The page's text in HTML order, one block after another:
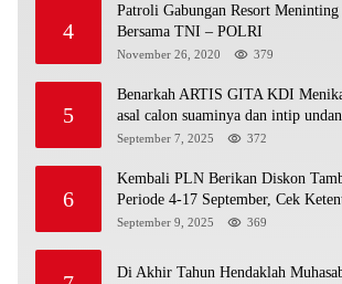
4
Patroli Gabungan Resort
Bersama TNI – POLRI
November 26, 2020 379
5
Benarkah ARTIS GITA KDI
asal calon suaminya dan intip
September 7, 2025 372
6
Kembali PLN Berikan Diskon
Periode 4-17 September, Cek
September 9, 2025 369
Di Akhir Tahun Hendaklah